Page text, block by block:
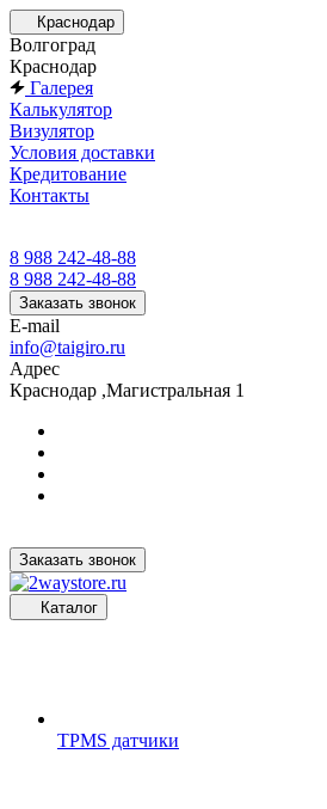
Краснодар
Волгоград
Краснодар
Галерея
Калькулятор
Визулятор
Условия доставки
Кредитование
Контакты
8 988 242-48-88
8 988 242-48-88
Заказать звонок
E-mail
info@taigiro.ru
Адрес
Краснодар ,Магистральная 1
Заказать звонок
Каталог
TPMS датчики